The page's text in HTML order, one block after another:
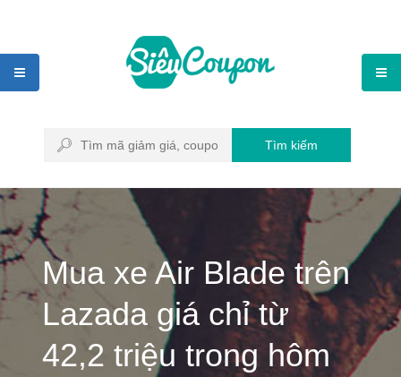
Tìm kiếm
Mua xe Air Blade trên
Lazada giá chỉ từ
42,2 triệu trong hôm